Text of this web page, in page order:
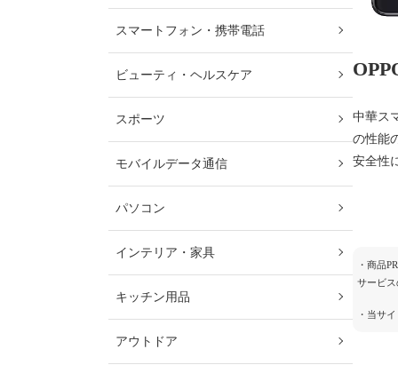
中華ス
の性能
安全性
・商品
サービ
・当サ
スマートフォン・携帯電話
ビューティ・ヘルスケア
スポーツ
モバイルデータ通信
パソコン
インテリア・家具
キッチン用品
アウトドア